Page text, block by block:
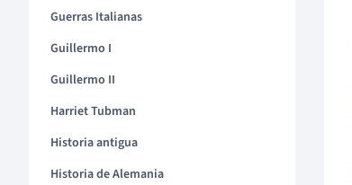
Guerras Italianas
Guillermo I
Guillermo II
Harriet Tubman
Historia antigua
Historia de Alemania